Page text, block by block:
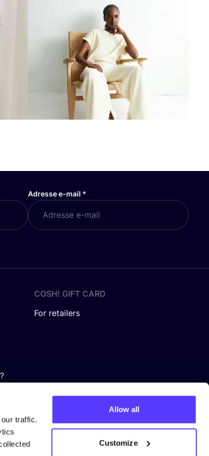
traffic.
Allow all
Customize
Adresse e-mail *
COSH! GIFT CARD
For retailers